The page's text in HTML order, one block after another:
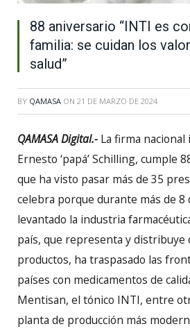
88 aniversario “INTI es
familia: se cuidan los
salud”
BY QAMASA ON 21 DE MARZO DE 2024
QAMASA Digital.- La firma
Ernesto ‘papá’ Schilling, cumple
que ha visto pasar más de 35
celebra porque durante más de 8
levantado la industria
país, que representa y distribuye
productos, ha traspasado las
países con medicamentos de
Mentisan, el tónico INTI, entre
planta de producción más